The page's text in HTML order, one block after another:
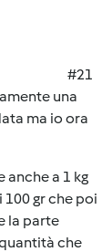
#21
una
ma io ora
anche a 1 kg
100 gr che poi
la parte
che